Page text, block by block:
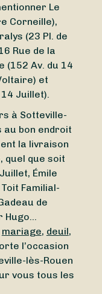
Le
Corneille),
(23 Pl. de
Rue de la
(152 Av. du 14
et
Juillet).
à Sotteville-
au bon endroit
la livraison
quel que soit
Émile
Familial-
de
mariage, deuil,
l’occasion
lès-Rouen
vous tous les